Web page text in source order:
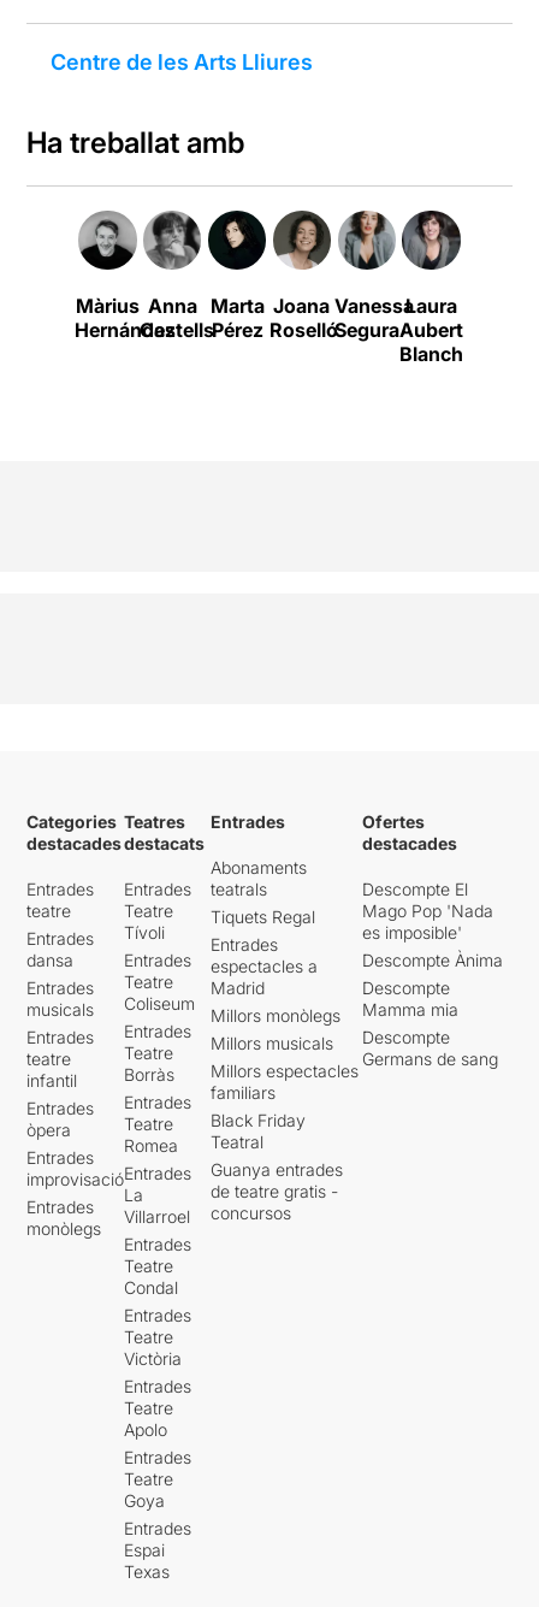
Centre de les Arts Lliures
Ha treballat amb
Màrius
Hernández
Anna
Castells
Marta
Pérez
Joana
Roselló
Vanessa
Segura
Laura
Aubert
Blanch
Categories
destacades
Entrades
teatre
Entrades
dansa
Entrades
musicals
Entrades
teatre
infantil
Entrades
òpera
Entrades
improvisació
Entrades
monòlegs
Teatres
destacats
Entrades
Teatre
Tívoli
Entrades
Teatre
Coliseum
Entrades
Teatre
Borràs
Entrades
Teatre
Romea
Entrades
La
Villarroel
Entrades
Teatre
Condal
Entrades
Teatre
Victòria
Entrades
Teatre
Apolo
Entrades
Teatre
Goya
Entrades
Espai
Texas
Entrades
Abonaments
teatrals
Tiquets Regal
Entrades
espectacles a
Madrid
Millors monòlegs
Millors musicals
Millors espectacles
familiars
Black Friday
Teatral
Guanya entrades
de teatre gratis -
concursos
Ofertes
destacades
Descompte El
Mago Pop 'Nada
es imposible'
Descompte Ànima
Descompte
Mamma mia
Descompte
Germans de sang